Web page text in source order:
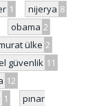
1 nijerya 8
obama 2
ülke 2
güvenlik 11
12
1
pınar